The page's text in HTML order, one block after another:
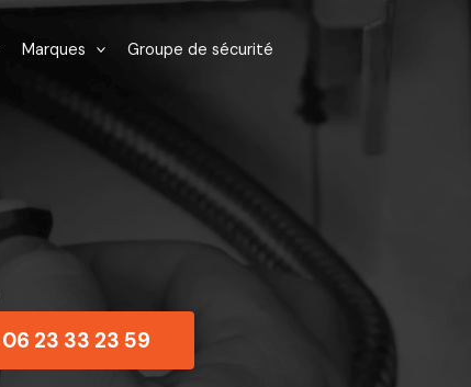
Marques Groupe de sécurité
06 23 33 23 59